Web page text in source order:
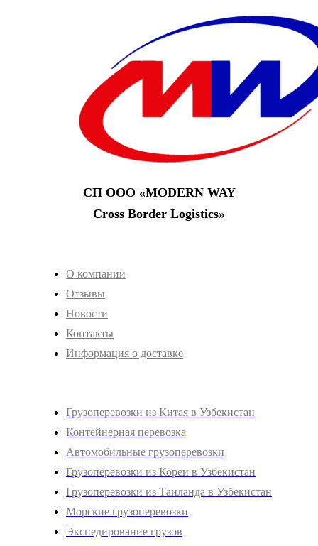
СП ООО «‎MODERN WAY
Cross Border Logistics»‎
О компании
Отзывы
Новости
Контакты
Информация о доставке
Грузоперевозки из Китая в Узбекистан
Контейнерная перевозка
Автомобильные грузоперевозки
Грузоперевозки из Кореи в Узбекистан
Грузоперевозки из Таиланда в Узбекистан
Морские грузоперевозки
Экспедирование грузов